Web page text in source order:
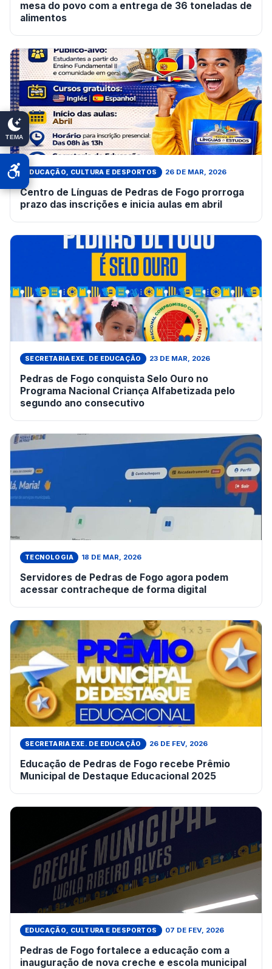
TEMA
mesa do povo com a entrega de 36 toneladas de
alimentos
EDUCAÇÃO, CULTURA E DESPORTOS 26 DE MAR, 2026
Centro de Línguas de Pedras de Fogo prorroga
prazo das inscrições e inicia aulas em abril
SECRETARIA EXE. DE EDUCAÇÃO 23 DE MAR, 2026
Pedras de Fogo conquista Selo Ouro no
Programa Nacional Criança Alfabetizada pelo
segundo ano consecutivo
TECNOLOGIA 18 DE MAR, 2026
Servidores de Pedras de Fogo agora podem
acessar contracheque de forma digital
SECRETARIA EXE. DE EDUCAÇÃO 26 DE FEV, 2026
Educação de Pedras de Fogo recebe Prêmio
Municipal de Destaque Educacional 2025
EDUCAÇÃO, CULTURA E DESPORTOS 07 DE FEV, 2026
Pedras de Fogo fortalece a educação com a
inauguração de nova creche e escola municipal